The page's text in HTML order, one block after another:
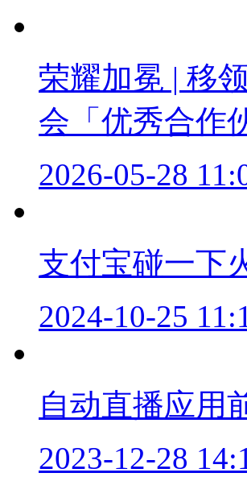
荣耀加冕 | 移
会「优秀合作
2026-05-28
支付宝碰一下
2024-10-25
自动直播应用
2023-12-28